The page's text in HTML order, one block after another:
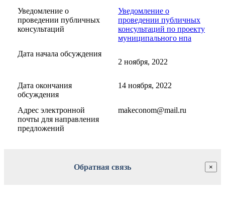
Уведомление о
проведении публичных
консультаций
Уведомление о
проведении публичных
консультаций по проекту
муниципального нпа
Дата начала обсуждения
2 ноября, 2022
Дата окончания
обсуждения
14 ноября, 2022
Адрес электронной
почты для направления
предложений
makeconom@mail.ru
Обратная связь ×